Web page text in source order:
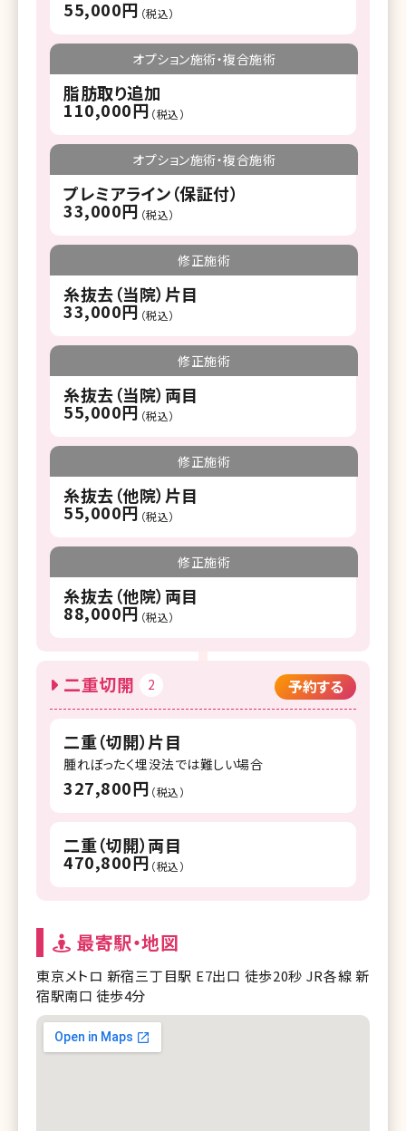
55,000円 （税込）
オプション施術・複合施術
脂肪取り追加
110,000円 （税込）
オプション施術・複合施術
プレミアライン（保証付）
33,000円 （税込）
修正施術
糸抜去（当院）片目
33,000円 （税込）
修正施術
糸抜去（当院）両目
55,000円 （税込）
修正施術
糸抜去（他院）片目
55,000円 （税込）
修正施術
糸抜去（他院）両目
88,000円 （税込）
二重切開 2 予約する
二重（切開）片目
腫れぼったく埋没法では難しい場合
327,800円 （税込）
二重（切開）両目
470,800円 （税込）
最寄駅・地図
東京メトロ 新宿三丁目駅 E7出口 徒歩20秒 JR各線 新
宿駅南口 徒歩4分